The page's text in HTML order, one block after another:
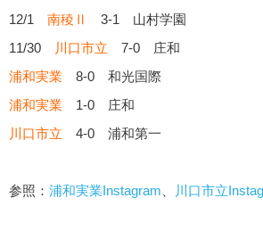
12/1 南稜Ⅱ
3-1 山村学園
11/30
川口市立 7-0 庄和
浦和実業 8-0 和光国際
浦和実業 1-0 庄和
川口市立 4-0 浦和第一
参照： 浦和実業Instagram 川口市立